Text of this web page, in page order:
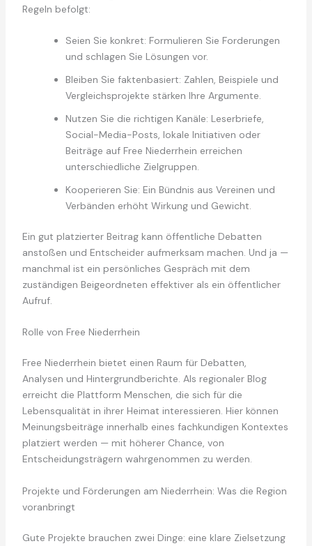
Regeln befolgt:
Seien Sie konkret: Formulieren Sie Forderungen
und schlagen Sie Lösungen vor.
Bleiben Sie faktenbasiert: Zahlen, Beispiele und
Vergleichsprojekte stärken Ihre Argumente.
Nutzen Sie die richtigen Kanäle: Leserbriefe,
Social-Media-Posts, lokale Initiativen oder
Beiträge auf Free Niederrhein erreichen
unterschiedliche Zielgruppen.
Kooperieren Sie: Ein Bündnis aus Vereinen und
Verbänden erhöht Wirkung und Gewicht.
Ein gut platzierter Beitrag kann öffentliche Debatten
anstoßen und Entscheider aufmerksam machen. Und ja —
manchmal ist ein persönliches Gespräch mit dem
zuständigen Beigeordneten effektiver als ein öffentlicher
Aufruf.
Rolle von Free Niederrhein
Free Niederrhein bietet einen Raum für Debatten,
Analysen und Hintergrundberichte. Als regionaler Blog
erreicht die Plattform Menschen, die sich für die
Lebensqualität in ihrer Heimat interessieren. Hier können
Meinungsbeiträge innerhalb eines fachkundigen Kontextes
platziert werden — mit höherer Chance, von
Entscheidungsträgern wahrgenommen zu werden.
Projekte und Förderungen am Niederrhein: Was die Region
voranbringt
Gute Projekte brauchen zwei Dinge: eine klare Zielsetzung